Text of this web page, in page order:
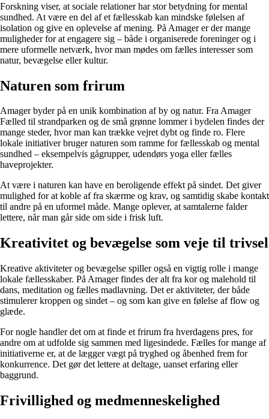
Forskning viser, at sociale relationer har stor betydning for mental
sundhed. At være en del af et fællesskab kan mindske følelsen af
isolation og give en oplevelse af mening. På Amager er der mange
muligheder for at engagere sig – både i organiserede foreninger og i
mere uformelle netværk, hvor man mødes om fælles interesser som
natur, bevægelse eller kultur.
Naturen som frirum
Amager byder på en unik kombination af by og natur. Fra Amager
Fælled til strandparken og de små grønne lommer i bydelen findes der
mange steder, hvor man kan trække vejret dybt og finde ro. Flere
lokale initiativer bruger naturen som ramme for fællesskab og mental
sundhed – eksempelvis gågrupper, udendørs yoga eller fælles
haveprojekter.
At være i naturen kan have en beroligende effekt på sindet. Det giver
mulighed for at koble af fra skærme og krav, og samtidig skabe kontakt
til andre på en uformel måde. Mange oplever, at samtalerne falder
lettere, når man går side om side i frisk luft.
Kreativitet og bevægelse som veje til trivsel
Kreative aktiviteter og bevægelse spiller også en vigtig rolle i mange
lokale fællesskaber. På Amager findes der alt fra kor og malehold til
dans, meditation og fælles madlavning. Det er aktiviteter, der både
stimulerer kroppen og sindet – og som kan give en følelse af flow og
glæde.
For nogle handler det om at finde et frirum fra hverdagens pres, for
andre om at udfolde sig sammen med ligesindede. Fælles for mange af
initiativerne er, at de lægger vægt på tryghed og åbenhed frem for
konkurrence. Det gør det lettere at deltage, uanset erfaring eller
baggrund.
Frivillighed og medmenneskelighed